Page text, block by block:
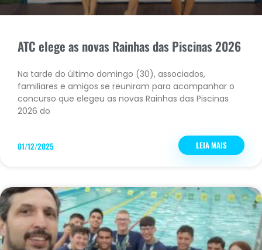
ATC elege as novas Rainhas das Piscinas 2026
Na tarde do último domingo (30), associados,
familiares e amigos se reuniram para acompanhar o
concurso que elegeu as novas Rainhas das Piscinas
2026 do
LEIA MAIS
01/12/2025